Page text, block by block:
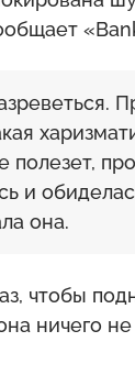
и
она.
чтобы
ничего не